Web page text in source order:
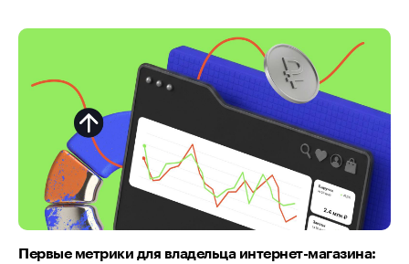
Первые метрики для владельца интернет-магазина: